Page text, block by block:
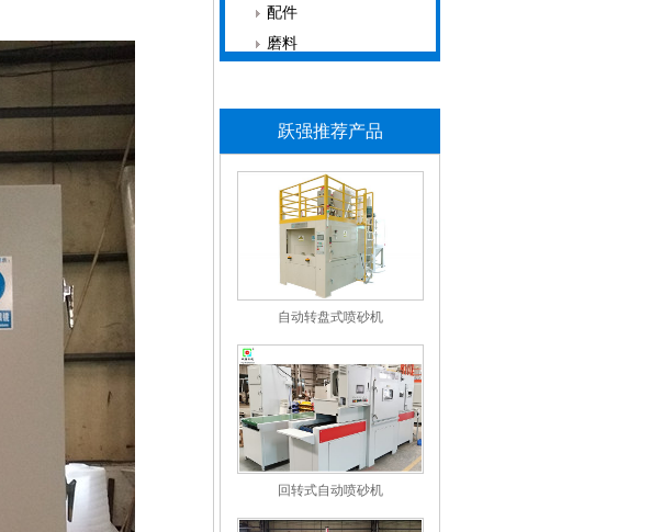
配件
磨料
跃强推荐产品
自动转盘式喷砂机
回转式自动喷砂机